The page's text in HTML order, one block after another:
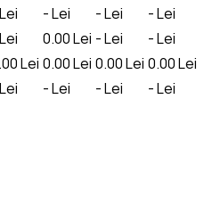
Lei -Lei -Lei -Lei
Lei 0.00Lei -Lei -Lei
Lei 0.00Lei 0.00Lei 0.00Lei
Lei -Lei -Lei -Lei